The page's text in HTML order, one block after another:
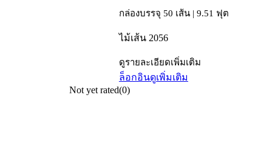
กล่องบรรจุ 50 เส้น | 9.51 ฟุต
ไม้เส้น 2056
ดูรายละเอียดเพิ่มเติม
ล็อกอินดูเพิ่มเติม
Not yet rated(0)